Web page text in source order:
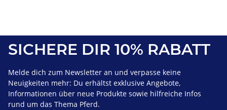
SICHERE DIR 10% RABATT
Melde dich zum Newsletter an und verpasse keine
Neuigkeiten mehr: Du erhältst exklusive Angebote,
Informationen über neue Produkte sowie hilfreiche Infos
rund um das Thema Pferd.